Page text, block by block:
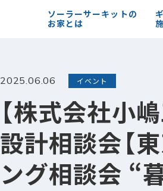
ソーラーサーキットの
お家とは
2025.06.06 イベント
【株式会社小
設計相談会【
ング相談会 “